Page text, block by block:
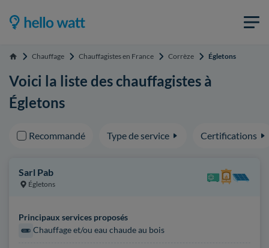
Accueil Chauffage Chauffagistes en France Corrèze Égletons
Voici la liste des chauffagistes à
Égletons
Recommandé Type de service Certifications
Sarl Pab
Égletons
Principaux services proposés
Chauffage et/ou eau chaude au bois